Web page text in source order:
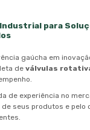
para
gaúcha em
de válvulas
de experiência no
seus produtos e pelo